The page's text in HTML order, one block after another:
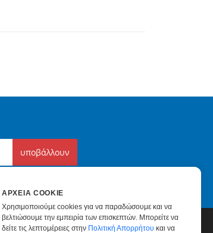
υποβάλλουν
ΑΡΧΕΊΑ COOKIE
Χρησιμοποιούμε cookies για να παραδώσουμε και να
βελτιώσουμε την εμπειρία των επισκεπτών. Μπορείτε να
δείτε τις λεπτομέρειες στην Πολιτική Απορρήτου και να